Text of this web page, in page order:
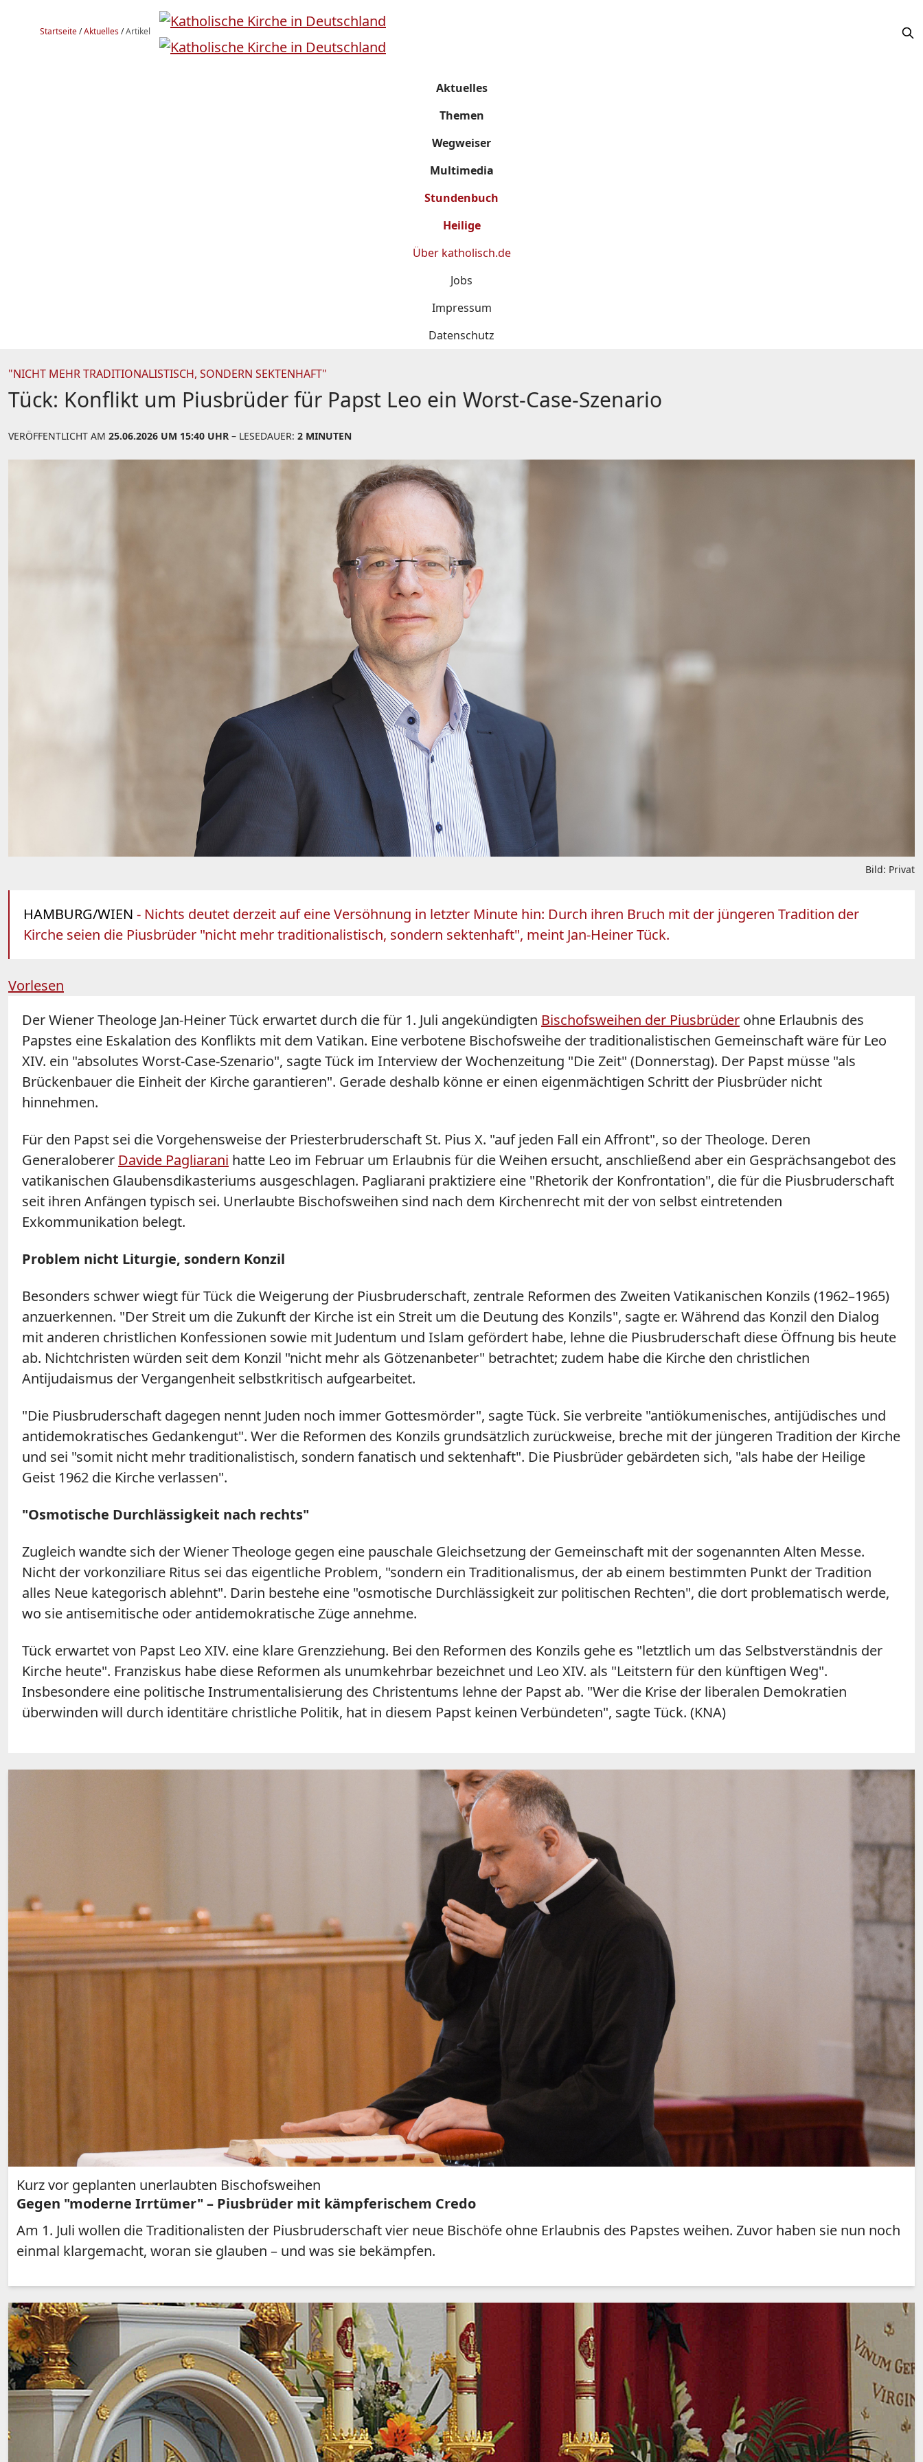
Startseite/Aktuelles/Artikel
Aktuelles
Themen
Wegweiser
Multimedia
Stundenbuch
Heilige
Über katholisch.de
Jobs
Impressum
Datenschutz
"NICHT MEHR TRADITIONALISTISCH, SONDERN SEKTENHAFT"
Tück: Konflikt um Piusbrüder für Papst Leo ein Worst-Case-Szenario
VERÖFFENTLICHT AM 25.06.2026 UM 15:40 UHR – LESEDAUER: 2 MINUTEN
Bild: Privat
HAMBURG/WIEN - Nichts deutet derzeit auf eine Versöhnung in letzter Minute hin: Durch ihren Bruch mit der jüngeren Tradition der
Kirche seien die Piusbrüder "nicht mehr traditionalistisch, sondern sektenhaft", meint Jan-Heiner Tück.
Vorlesen
Der Wiener Theologe Jan-Heiner Tück erwartet durch die für 1. Juli angekündigten Bischofsweihen der Piusbrüder ohne Erlaubnis des
Papstes eine Eskalation des Konflikts mit dem Vatikan. Eine verbotene Bischofsweihe der traditionalistischen Gemeinschaft wäre für Leo
XIV. ein "absolutes Worst-Case-Szenario", sagte Tück im Interview der Wochenzeitung "Die Zeit" (Donnerstag). Der Papst müsse "als
Brückenbauer die Einheit der Kirche garantieren". Gerade deshalb könne er einen eigenmächtigen Schritt der Piusbrüder nicht
hinnehmen.
Für den Papst sei die Vorgehensweise der Priesterbruderschaft St. Pius X. "auf jeden Fall ein Affront", so der Theologe. Deren
Generaloberer Davide Pagliarani hatte Leo im Februar um Erlaubnis für die Weihen ersucht, anschließend aber ein Gesprächsangebot des
vatikanischen Glaubensdikasteriums ausgeschlagen. Pagliarani praktiziere eine "Rhetorik der Konfrontation", die für die Piusbruderschaft
seit ihren Anfängen typisch sei. Unerlaubte Bischofsweihen sind nach dem Kirchenrecht mit der von selbst eintretenden
Exkommunikation belegt.
Problem nicht Liturgie, sondern Konzil
Besonders schwer wiegt für Tück die Weigerung der Piusbruderschaft, zentrale Reformen des Zweiten Vatikanischen Konzils (1962–1965)
anzuerkennen. "Der Streit um die Zukunft der Kirche ist ein Streit um die Deutung des Konzils", sagte er. Während das Konzil den Dialog
mit anderen christlichen Konfessionen sowie mit Judentum und Islam gefördert habe, lehne die Piusbruderschaft diese Öffnung bis heute
ab. Nichtchristen würden seit dem Konzil "nicht mehr als Götzenanbeter" betrachtet; zudem habe die Kirche den christlichen
Antijudaismus der Vergangenheit selbstkritisch aufgearbeitet.
"Die Piusbruderschaft dagegen nennt Juden noch immer Gottesmörder", sagte Tück. Sie verbreite "antiökumenisches, antijüdisches und
antidemokratisches Gedankengut". Wer die Reformen des Konzils grundsätzlich zurückweise, breche mit der jüngeren Tradition der Kirche
und sei "somit nicht mehr traditionalistisch, sondern fanatisch und sektenhaft". Die Piusbrüder gebärdeten sich, "als habe der Heilige
Geist 1962 die Kirche verlassen".
"Osmotische Durchlässigkeit nach rechts"
Zugleich wandte sich der Wiener Theologe gegen eine pauschale Gleichsetzung der Gemeinschaft mit der sogenannten Alten Messe.
Nicht der vorkonziliare Ritus sei das eigentliche Problem, "sondern ein Traditionalismus, der ab einem bestimmten Punkt der Tradition
alles Neue kategorisch ablehnt". Darin bestehe eine "osmotische Durchlässigkeit zur politischen Rechten", die dort problematisch werde,
wo sie antisemitische oder antidemokratische Züge annehme.
Tück erwartet von Papst Leo XIV. eine klare Grenzziehung. Bei den Reformen des Konzils gehe es "letztlich um das Selbstverständnis der
Kirche heute". Franziskus habe diese Reformen als unumkehrbar bezeichnet und Leo XIV. als "Leitstern für den künftigen Weg".
Insbesondere eine politische Instrumentalisierung des Christentums lehne der Papst ab. "Wer die Krise der liberalen Demokratien
überwinden will durch identitäre christliche Politik, hat in diesem Papst keinen Verbündeten", sagte Tück. (KNA)
Kurz vor geplanten unerlaubten Bischofsweihen
Gegen "moderne Irrtümer" – Piusbrüder mit kämpferischem Credo
Am 1. Juli wollen die Traditionalisten der Piusbruderschaft vier neue Bischöfe ohne Erlaubnis des Papstes weihen. Zuvor haben sie nun noch
einmal klargemacht, woran sie glauben – und was sie bekämpfen.